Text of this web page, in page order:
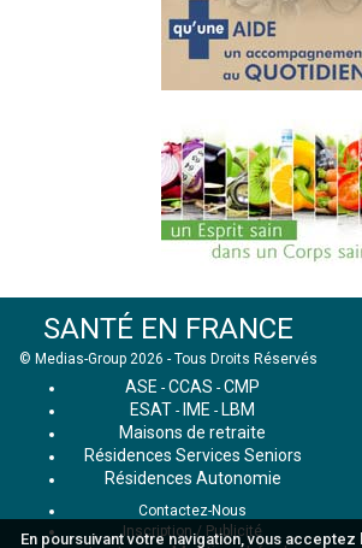
En poursuivant votre navigation, vous
SANTÉ EN FRANCE
© Medias-Group 2026 - Tous Droits Réservés
ASE - CCAS - CMP
ESAT - IME - LBM
Maisons de retraite
Résidences Services Seniors
Résidences Autonomie
Contactez-Nous
Inscription / Publicité